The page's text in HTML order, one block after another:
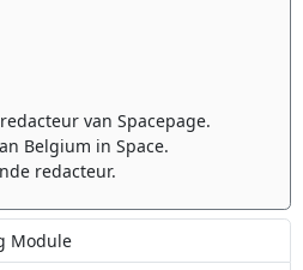
van Spacepage.
Belgium in Space.
redacteur.
Module